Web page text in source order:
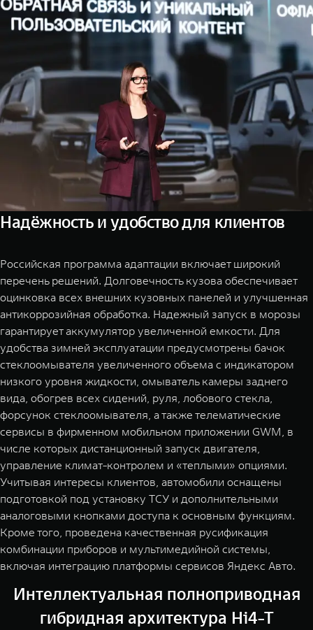
Надёжность и удобство для клиентов
Российская программа адаптации включает широкий
перечень решений. Долговечность кузова обеспечивает
оцинковка всех внешних кузовных панелей и улучшенная
антикоррозийная обработка. Надежный запуск в морозы
гарантирует аккумулятор увеличенной емкости. Для
удобства зимней эксплуатации предусмотрены бачок
стеклоомывателя увеличенного объема с индикатором
низкого уровня жидкости, омыватель камеры заднего
вида, обогрев всех сидений, руля, лобового стекла,
форсунок стеклоомывателя, а также телематические
сервисы в фирменном мобильном приложении GWM, в
числе которых дистанционный запуск двигателя,
управление климат-контролем и «теплыми» опциями.
Учитывая интересы клиентов, автомобили оснащены
подготовкой под установку ТСУ и дополнительными
аналоговыми кнопками доступа к основным функциям.
Кроме того, проведена качественная русификация
комбинации приборов и мультимедийной системы,
включая интеграцию платформы сервисов Яндекс Авто.
Интеллектуальная полноприводная
гибридная архитектура Hi4-T